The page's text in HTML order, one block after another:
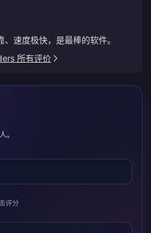
速度极快，是最棒的软件。
所有评价
。
评分